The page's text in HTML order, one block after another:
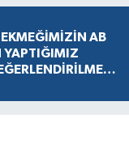
AB
YAPTIĞIMIZ